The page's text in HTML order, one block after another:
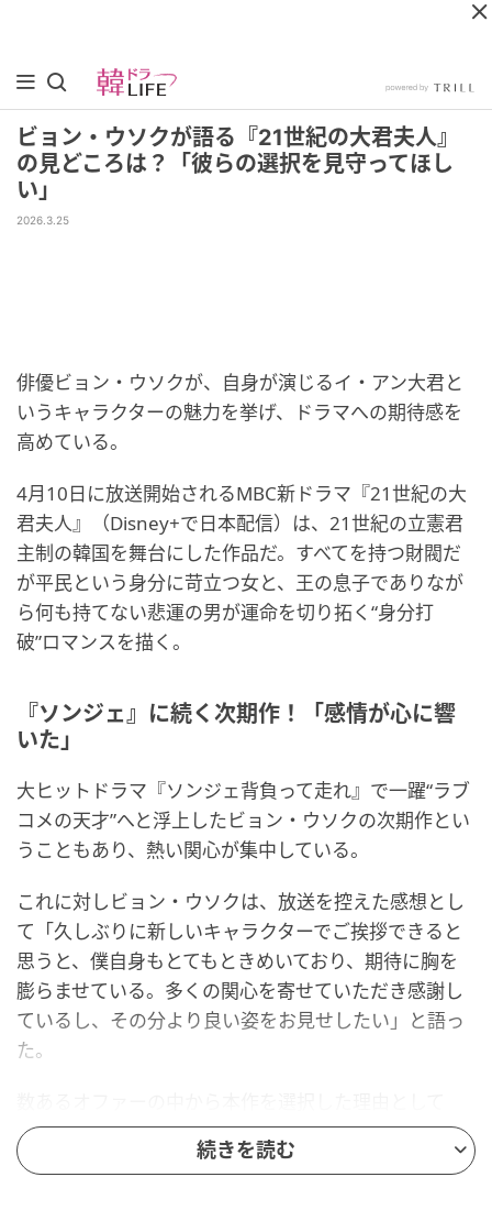
ビョン・ウソクが語る『21世紀の大君夫人』
の見どころは？「彼らの選択を見守ってほし
い」
2026.3.25
俳優ビョン・ウソクが、自身が演じるイ・アン大君と
いうキャラクターの魅力を挙げ、ドラマへの期待感を
高めている。
4月10日に放送開始されるMBC新ドラマ『21世紀の大
君夫人』（Disney+で日本配信）は、21世紀の立憲君
主制の韓国を舞台にした作品だ。すべてを持つ財閥だ
が平民という身分に苛立つ女と、王の息子でありなが
ら何も持てない悲運の男が運命を切り拓く“身分打
破”ロマンスを描く。
『ソンジェ』に続く次期作！「感情が心に響
いた」
大ヒットドラマ『ソンジェ背負って走れ』で一躍“ラブ
コメの天才”へと浮上したビョン・ウソクの次期作とい
うこともあり、熱い関心が集中している。
これに対しビョン・ウソクは、放送を控えた感想とし
て「久しぶりに新しいキャラクターでご挨拶できると
思うと、僕自身もとてもときめいており、期待に胸を
膨らませている。多くの関心を寄せていただき感謝し
ているし、その分より良い姿をお見せしたい」と語っ
た。
は、イ・アン大君のストーリーと、立憲君主制という
背景設定を挙げた。
続きを読む